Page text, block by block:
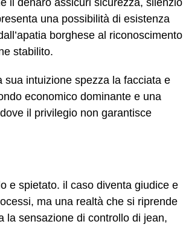
una possibilità di esistenza
borghese al riconoscimento
stabilito.
intuizione spezza la facciata e
economico dominante e una
il privilegio non garantisce
e spietato. il caso diventa giudice e
ma una realtà che si riprende
la sensazione di controllo di jean,